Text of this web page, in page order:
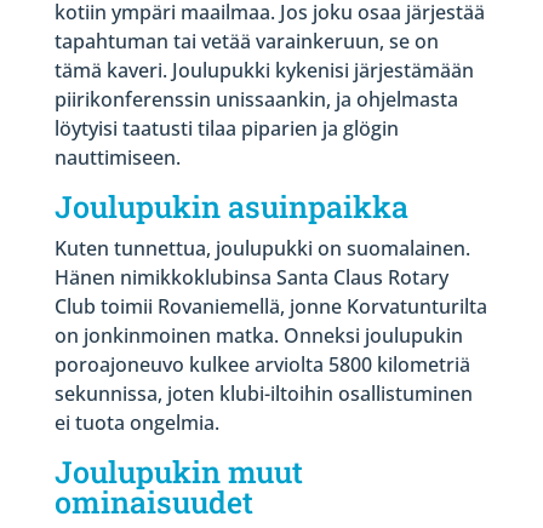
kotiin ympäri maailmaa. Jos joku osaa järjestää
tapahtuman tai vetää varainkeruun, se on
tämä kaveri. Joulupukki kykenisi järjestämään
piirikonferenssin unissaankin, ja ohjelmasta
löytyisi taatusti tilaa piparien ja glögin
nauttimiseen.
Joulupukin asuinpaikka
Kuten tunnettua, joulupukki on suomalainen.
Hänen nimikkoklubinsa Santa Claus Rotary
Club toimii Rovaniemellä, jonne Korvatunturilta
on jonkinmoinen matka. Onneksi joulupukin
poroajoneuvo kulkee arviolta 5800 kilometriä
sekunnissa, joten klubi-iltoihin osallistuminen
ei tuota ongelmia.
Joulupukin muut
ominaisuudet